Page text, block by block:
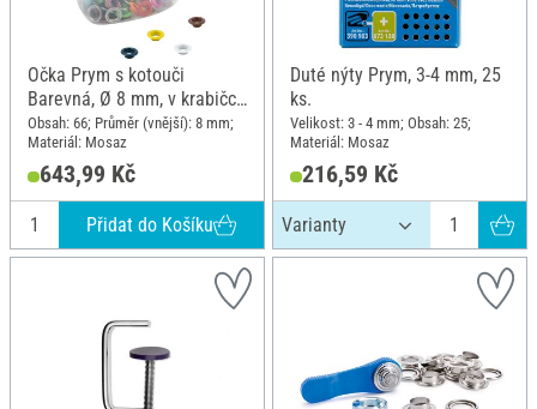
Očka Prym s kotouči
Barevná, Ø 8 mm, v krabičce
se srdíčky
Obsah: 66; Průměr (vnější): 8 mm;
Materiál: Mosaz
643,99 Kč
Přidat do Košíku
Duté nýty Prym, 3-4 mm, 25
ks.
Velikost: 3 - 4 mm; Obsah: 25;
Materiál: Mosaz
216,59 Kč